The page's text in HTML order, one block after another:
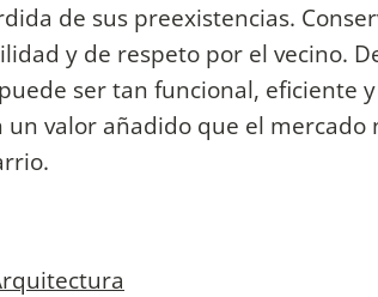
de sus preexistencias.
y de respeto por el vecino.
ser tan funcional, eficiente
un valor añadido que el